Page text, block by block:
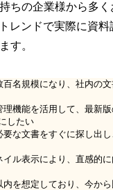
ちの企業様から多
レンドで実際に資
す。
百名規模になり、社内の
理機能を活用して、最新
したい
要な文書をすぐに探し出
イル表示により、直感的
内を想定しており、今か